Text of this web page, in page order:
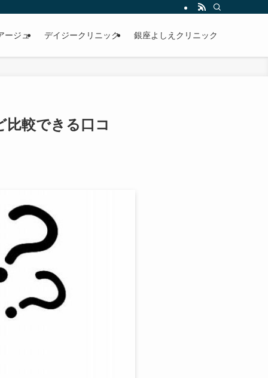
ージュ デイジークリニック 銀座よしえクリニック
比較できる口コ